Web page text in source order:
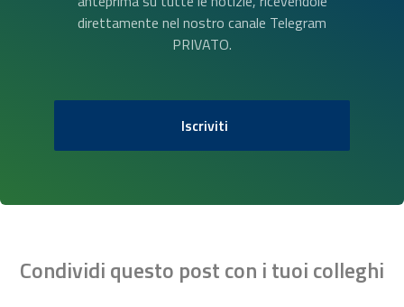
direttamente nel nostro canale Telegram
PRIVATO.
Iscriviti
Condividi questo post con i tuoi colleghi